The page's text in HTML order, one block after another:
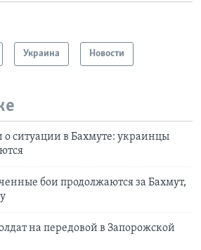
Украина Новости
ситуации в Бахмуте: украинцы
бои продолжаются за Бахмут,
на передовой в Запорожской